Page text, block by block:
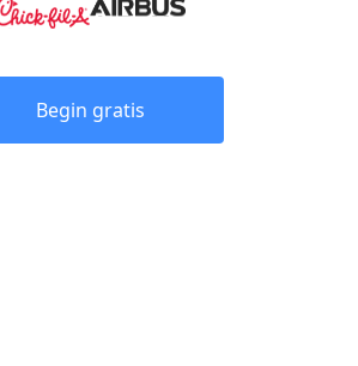
Begin gratis